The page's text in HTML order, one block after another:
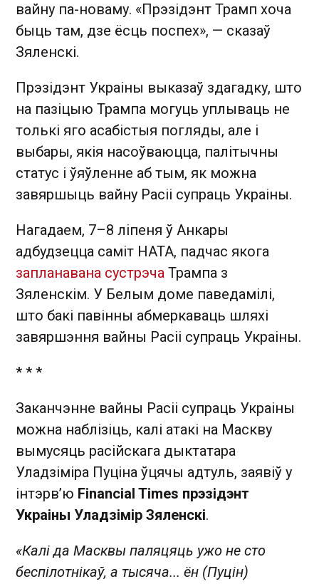
вайну па-новаму. «Прэзідэнт Трамп хоча
быць там, дзе ёсць поспех», — сказаў
Зяленскі.
Прэзідэнт Украіны выказаў здагадку, што
на пазіцыю Трампа могуць уплываць не
толькі яго асабістыя погляды, але і
выбары, якія насоўваюцца, палітычны
статус і ўяўленне аб тым, як можна
завяршыць вайну Расіі супраць Украіны.
Нагадаем, 7–8 ліпеня ў Анкары
адбудзецца саміт НАТА, падчас якога
запланавана сустрэча Трампа з
Зяленскім. У Белым доме паведамілі,
што бакі павінны абмеркаваць шляхі
завяршэння вайны Расіі супраць Украіны.
* * *
Заканчэнне вайны Расіі супраць Украіны
можна наблізіць, калі атакі на Маскву
вымусяць расійскага дыктатара
Уладзіміра Пуціна ўцячы адтуль, заявіў у
інтэрв’ю Financial Times прэзідэнт
Украіны Уладзімір Зяленскі.
«Калі да Масквы паляцяць ужо не сто
беспілотнікаў, а тысяча... ён (Пуцін)